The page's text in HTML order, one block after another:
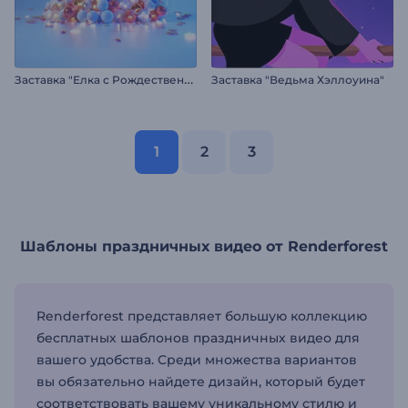
З
аставка "Елка с Рождественскими шарами" Заставка "Ведьма Хэллоуина"
1 2 3
Шаблоны праздничных видео от Renderforest
Renderforest представляет большую коллекцию
бесплатных шаблонов праздничных видео для
вашего удобства. Среди множества вариантов
вы обязательно найдете дизайн, который будет
соответствовать вашему уникальному стилю и